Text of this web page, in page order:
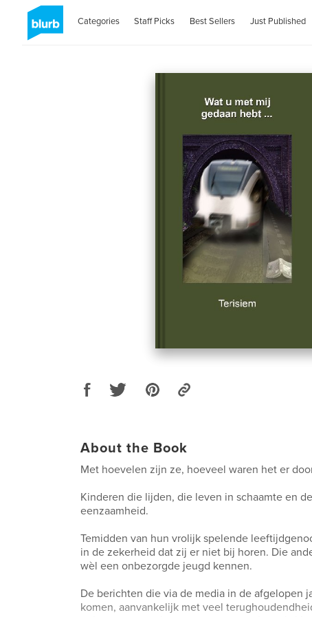
Categories Staff Picks Best Sellers Just Published
About the Book
Met hoevelen zijn ze, hoeveel waren het er
Kinderen die lijden, die leven in schaamte en
eenzaamheid.
Temidden van hun vrolijk spelende
in de zekerheid dat zij er niet bij horen. Die
wèl een onbezorgde jeugd kennen.
De berichten die via de media in de afgelopen
komen, aanvankelijk met veel